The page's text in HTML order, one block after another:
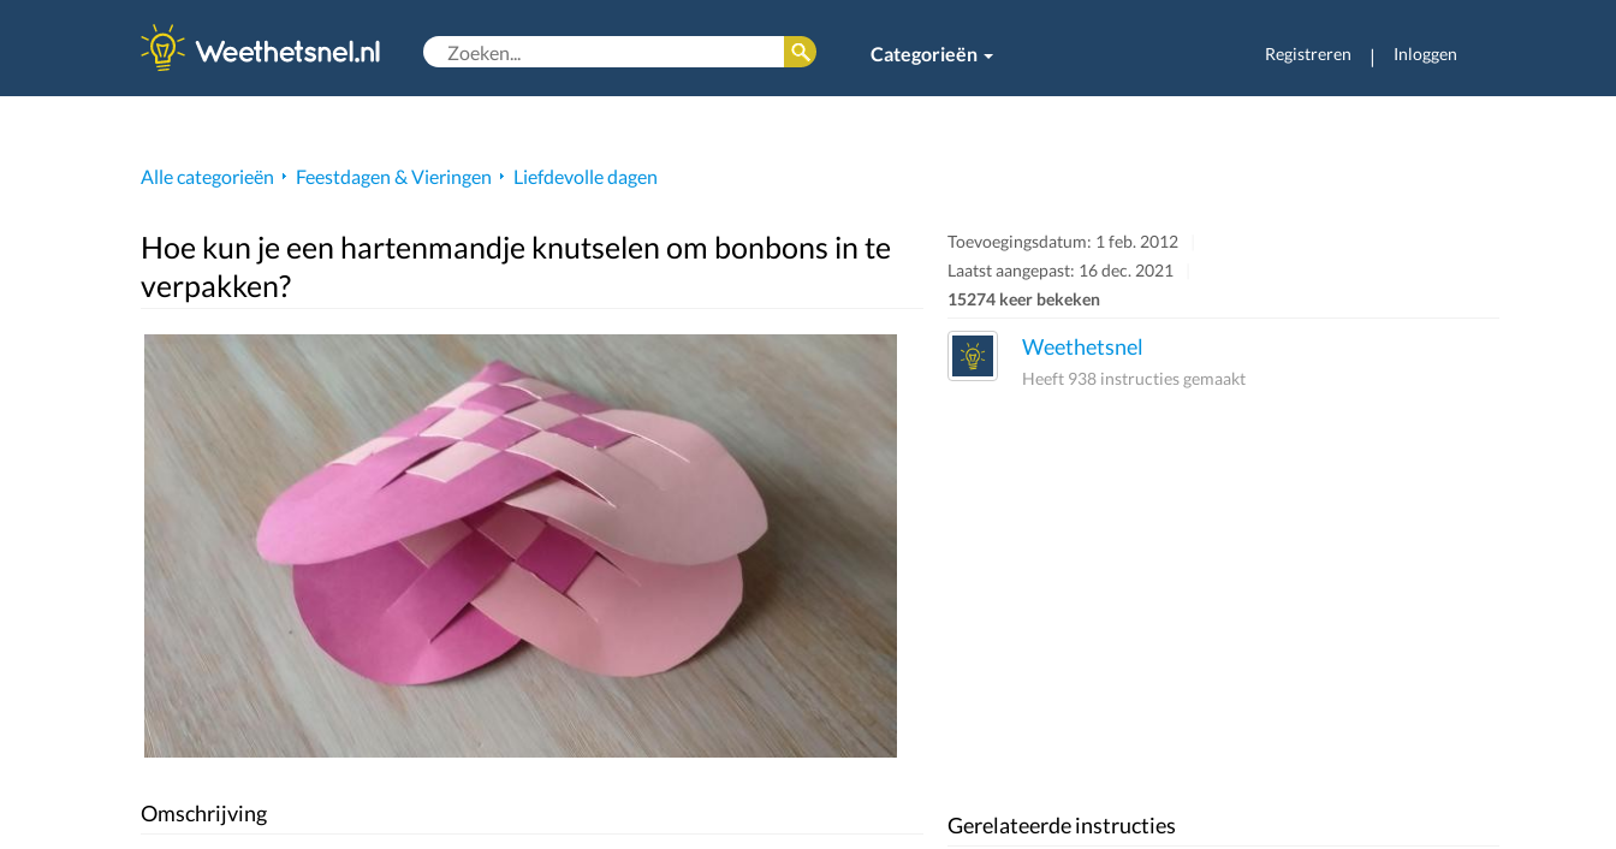
Categorieën Registreren | Inloggen
Alle categorieën Feestdagen & Vieringen Liefdevolle dagen
Hoe kun je een hartenmandje knutselen om bonbons in te
verpakken?
Toevoegingsdatum: 1 feb. 2012
Laatst aangepast: 16 dec. 2021
15274 keer bekeken
Omschrijving
Weethetsnel
Heeft 938 instructies gemaakt
Gerelateerde instructies